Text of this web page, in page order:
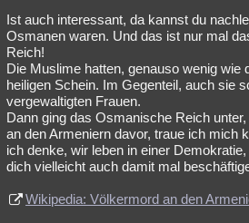
Ist auch interessant, da kannst du
Osmanen waren. Und das ist nur mal
Reich!
Die Muslime hatten, genauso wenig wie
heiligen Schein. Im Gegenteil, auch sie
vergewaltigten Frauen.
Dann ging das Osmanische Reich
an den Armeniern davor, traue ich mich
ich denke, wir leben in einer
dich vielleicht auch damit mal
Wikipedia: Völkermord an den